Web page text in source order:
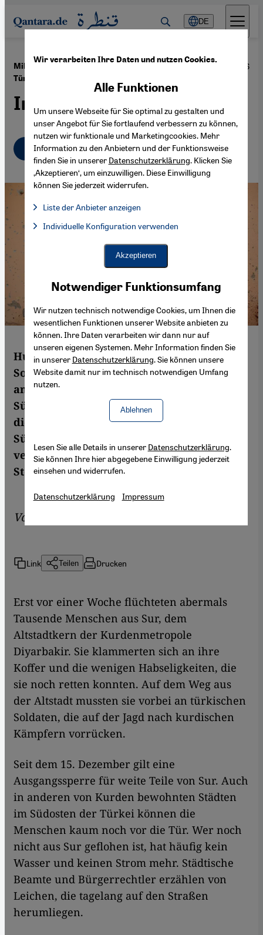
Direkt zum Inhalt springen
DE
Militäreinsatz gegen die PKK im Südosten der
Türkei
·04.02.2016
Im Belagerungszustand
Deutsch English
Hunderte Tote und zerstörte Stadtviertel.
So die Bilanz des seit Dezember
andauernden Militäreinsatzes in der
Südosttürkei. Seit knapp zwei Monaten hat
die türkische Armee im kurdisch geprägten
Südosten des Landes eine Ausgangsperre
verhängt. Aus Diyarbakir berichtet Tom
Stevenson.
Von
Link Teilen Drucken
Erst vor einer Woche flüchteten abermals
Tausende Menschen aus Sur, dem
Altstadtkern der Kurdenmetropole
Diyarbakir. Sie klammerten sich an ihre
Koffer und die wenigen Habseligkeiten, die
sie noch retten konnten. Auf dem Weg aus
der Altstadt mussten sie vorbei an türkischen
Soldaten, die auf der Jagd nach kurdischen
Kämpfern vorrücken.
Seit dem 15. Dezember gilt eine
Ausgangssperre für weite Teile von Sur. Auch
in anderen von Kurden bewohnten Städten
im Südosten der Türkei können die
Menschen kaum noch vor die Tür. Wer noch
nicht aus Sur geflohen ist, hat häufig kein
Wasser und keinen Strom mehr. Städtische
Beamte und Bürgerrechtler erzählen von
Leichen, die tagelang auf den Straßen
herumliegen.
Wir verarbeiten Ihre Daten und nutzen Cookies.
Notwendiger Funktionsumfang
Wir nutzen technisch notwendige Cookies, um Ihnen die
wesentlichen Funktionen unserer Website anbieten zu
können. Ihre Daten verarbeiten wir dann nur auf
unseren eigenen Systemen. Mehr Information finden Sie
in unserer Datenschutzerklärung. Sie können unsere
Website damit nur im technisch notwendigen Umfang
nutzen.
Ablehnen
Alle Funktionen
Um unsere Webseite für Sie optimal zu gestalten und
unser Angebot für Sie fortlaufend verbessern zu können,
nutzen wir funktionale und Marketingcookies. Mehr
Information zu den Anbietern und der Funktionsweise
finden Sie in unserer Datenschutzerklärung. Klicken Sie
‚Akzeptieren‘, um einzuwilligen. Diese Einwilligung
können Sie jederzeit widerrufen.
Liste der Anbieter anzeigen
Facebook Embed / Facebook Connect, Google Maps Embed,
Facebook Embed / Facebook Connect
Google Maps Embed
Individuelle Konfiguration verwenden
Akzeptieren
Lesen Sie alle Details in unserer Datenschutzerklärung.
Sie können Ihre hier abgegebene Einwilligung jederzeit
einsehen und widerrufen.
Datenschutzerklärung Impressum